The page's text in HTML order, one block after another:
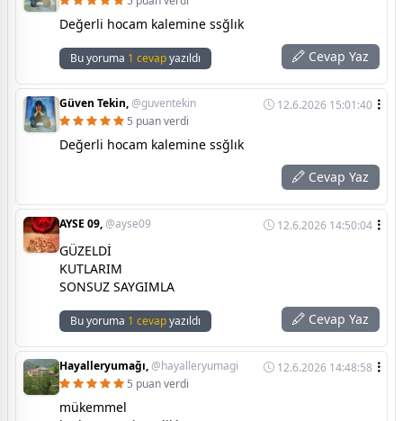
Değerli hocam kalemine ssğlık
Bu yoruma 1 cevapyazıldı Cevap Yaz
Güven Tekin,@guventekin
12.6.2026 15:01:40
5 puan verdi
Değerli hocam kalemine ssğlık
Cevap Yaz
AYSE 09,@ayse09 12.6.2026 14:50:04
GÜZELDİ
KUTLARIM
SONSUZ SAYGIMLA
Bu yoruma 1 cevapyazıldı Cevap Yaz
Hayalleryumağı,@hayalleryumagi
12.6.2026 14:48:58
5 puan verdi
mükemmel